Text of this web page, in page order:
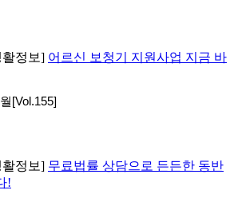
정보] 어르신 보청기 지원사업 지금 바
[Vol.155]
정보] 무료법률 상담으로 든든한 동반
!